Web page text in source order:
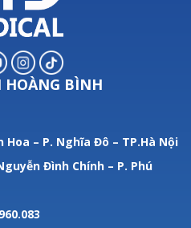
HOÀNG BÌNH
Hoa – P. Nghĩa Đô – TP.Hà Nội
Đình Chính – P. Phú